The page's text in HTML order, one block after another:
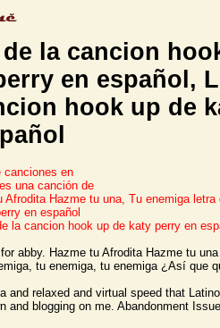
la cancion
en español,
hook up de
canciones en
una canción de
Afrodita Hazme tu una, Tu enemiga
en español
la cancion hook up de katy perry en
abby. Hazme tu Afrodita Hazme tu
tu enemiga, tu enemiga ¿Así que
and relaxed and virtual speed that
and blogging on me. Abandonment